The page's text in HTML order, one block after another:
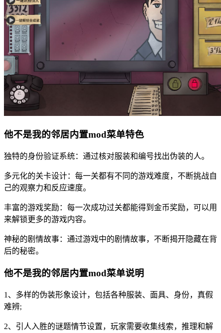
他不是我的邻居内置mod菜单特色
独特的身份验证系统：通过核对服装和编号找出伪装的人。
多元化的关卡设计：每一关都有不同的游戏难度，不断挑战自
己的观察力和反应速度。
丰富的游戏奖励：每一次成功过关都能得到金币奖励，可以用
来解锁更多的游戏内容。
神秘的剧情故事：通过游戏中的剧情故事，不断揭开隐藏在背
后的秘密。
他不是我的邻居内置mod菜单说明
1、多样的伪装形象设计，包括各种服装、面具、身份，真假
难辨;
2、引人入胜的谜题情节设置，玩家需要收集线索，推理和解